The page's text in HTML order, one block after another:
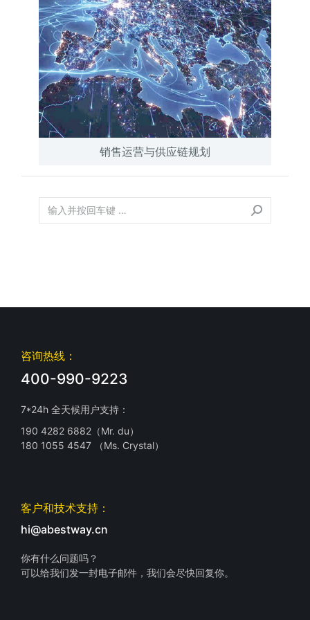
销售运营与供应链规划
咨询热线：
400-990-9223
7*24h 全天候用户支持：
190 4282 6882（Mr. du）
180 1055 4547 （Ms. Crystal）
客户和技术支持：
hi@abestway.cn
你有什么问题吗？
可以给我们发一封电子邮件，我们会尽快回复你。